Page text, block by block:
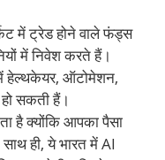
में ट्रेड होने वाले फंड्स
में निवेश करते हैं।
हेल्थकेयर, ऑटोमेशन,
सकती हैं।
है क्योंकि आपका पैसा
साथ ही, ये भारत में AI